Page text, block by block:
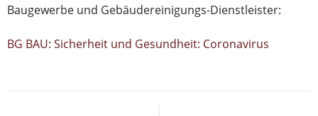
Baugewerbe und Gebäudereinigungs-Dienstleister:
BG BAU: Sicherheit und Gesundheit: Coronavirus